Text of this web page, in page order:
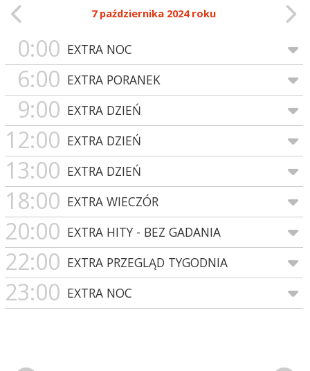
7 października 2024 roku
0:00 EXTRA NOC
6:00 EXTRA PORANEK
9:00 EXTRA DZIEŃ
12:00 EXTRA DZIEŃ
13:00 EXTRA DZIEŃ
18:00 EXTRA WIECZÓR
20:00 EXTRA HITY - BEZ GADANIA
22:00 EXTRA PRZEGLĄD TYGODNIA
23:00 EXTRA NOC